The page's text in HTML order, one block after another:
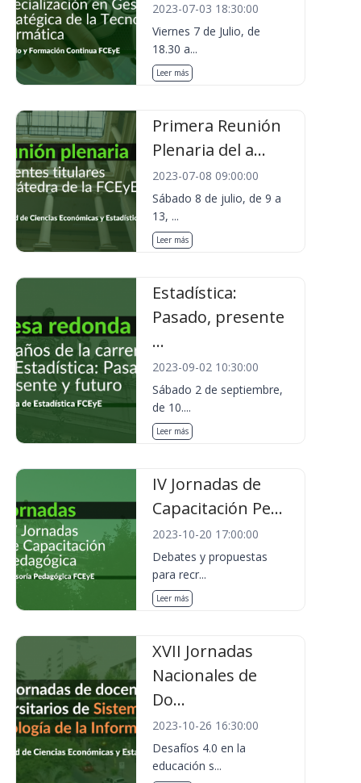
2023-07-03 18:30:00
Viernes 7 de Julio, de
18.30 a...
Leer más
Primera Reunión
Plenaria del a...
2023-07-08 09:00:00
Sábado 8 de julio, de 9 a
13, ...
Leer más
Estadística:
Pasado, presente
...
2023-09-02 10:30:00
Sábado 2 de septiembre,
de 10....
Leer más
IV Jornadas de
Capacitación Pe...
2023-10-20 17:00:00
Debates y propuestas
para recr...
Leer más
XVII Jornadas
Nacionales de
Do...
2023-10-26 16:30:00
Desafíos 4.0 en la
educación s...